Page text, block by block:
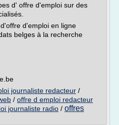
d' offre d'emploi sur des
d'emploi en ligne
belges à la recherche
journaliste redacteur /
/ offre d emploi redacteur
journaliste radio / offres